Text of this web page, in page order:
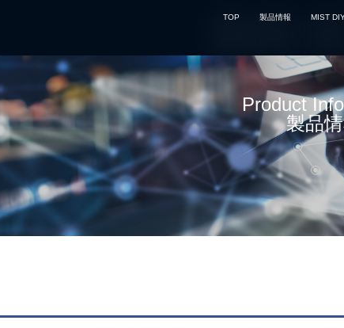
TOP 製品情報 MIST
Product
製品